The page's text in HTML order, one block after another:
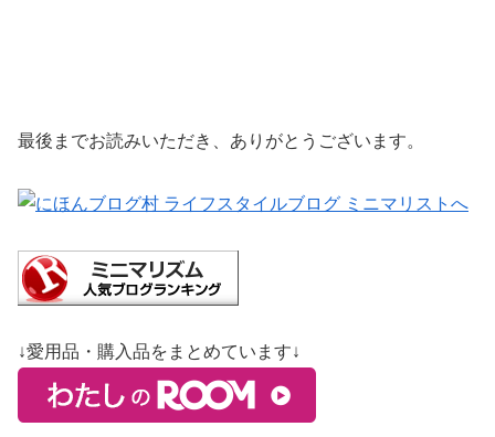
最後までお読みいただき、ありがとうございます。
↓愛用品・購入品をまとめています↓